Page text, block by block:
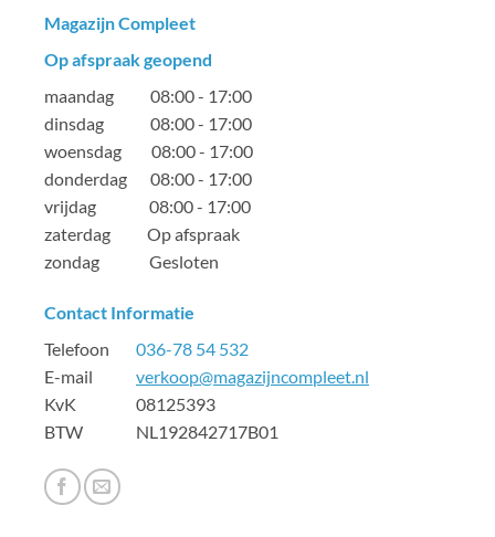
Magazijn Compleet
Op afspraak geopend
maandag 08:00 - 17:00
dinsdag 08:00 - 17:00
woensdag 08:00 - 17:00
donderdag 08:00 - 17:00
vrijdag 08:00 - 17:00
zaterdag Op afspraak
zondag Gesloten
Contact Informatie
Telefoon 036-78 54 532
E-mail verkoop@magazijncompleet.nl
KvK 08125393
BTW NL192842717B01